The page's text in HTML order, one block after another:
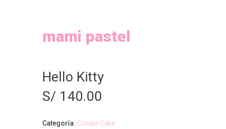
mami pastel
Hello Kitty
S/ 140.00
Categoría: Cookie Cake